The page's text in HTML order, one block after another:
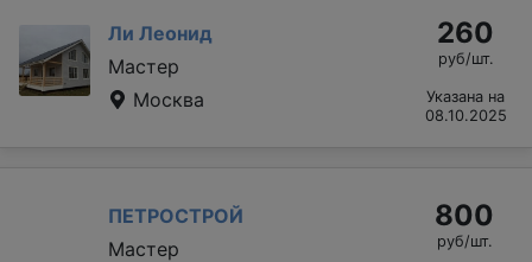
Ли Леонид
Мастер
Москва
260
руб/шт.
Указана на
08.10.2025
ПЕТРОСТРОЙ
Мастер
800
руб/шт.